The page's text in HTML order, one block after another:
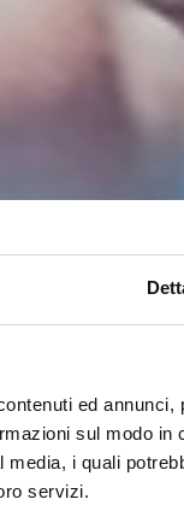
ed
sul modo
i quali
servizi.
tuffo